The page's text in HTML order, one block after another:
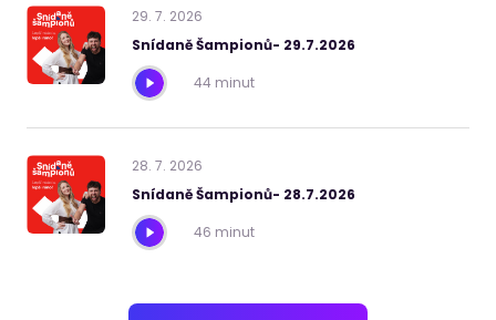
29. 7. 2026
Snídaně Šampionů- 29.7.2026
44 minut
28. 7. 2026
Snídaně Šampionů- 28.7.2026
46 minut